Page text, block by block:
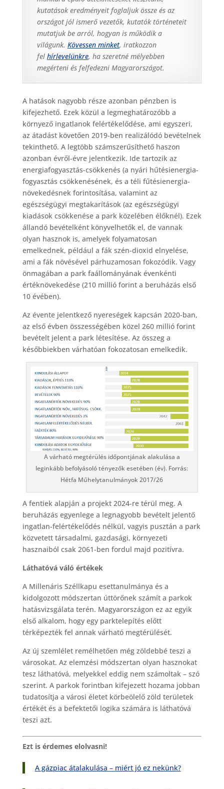
kutatások eredményeit foglaljuk össze és az
országot jól ismerő vezetők, kutatók történeteit
mutatjuk be arról, hogyan is működik a
világunk. Kövessen minket, iratkozzon
fel hírlevelünkre, ha szeretné mélyebben
megérteni és felfedezni Magyarországot.
A hatások nagyobb része azonban pénzben is
kifejezhető. Ezek közül a legmeghatározóbb a
környező ingatlanok felértékelődése, ami egyszeri,
az átadást követően 2019-ben realizálódó bevételnek
tekinthető. A legtöbb számszerűsíthető haszon
azonban évről-évre jelentkezik. Ide tartozik az
energiafogyasztás-csökkenés (a nyári hűtésienergia-
fogyasztás csökkenésének, és a téli fűtésienergia-
növekedésnek forintosítása, valamint az
egészségügyi megtakarítások (az egészségügyi
kiadások csökkenése a park közelében élőknél). Ezek
állandó bevételként könyvelhetők el, de vannak
olyan hasznok is, amelyek folyamatosan
emelkednek, például a fák szén-dioxid elnyelése,
ami a fák növésével párhuzamosan fokozódik. Vagy
önmagában a park faállományának évenkénti
értéknövekedése (210 millió forint a beruházás első
10 évében).
Az évente jelentkező nyereségek kapcsán 2020-ban,
az első évben összességében közel 260 millió forint
bevételt jelent a park létesítése. Az összeg a
későbbiekben várhatóan fokozatosan emelkedik.
A várható megtérülés időpontjának alakulása a
leginkább befolyásoló tényezők esetében (év). Forrás:
Hétfa Műhelytanulmányok 2017/26
A fentiek alapján a projekt 2024-re térül meg. A
beruházás egyenlege a legnagyobb bevételt jelentő
ingatlan-felértékelődés nélkül, vagyis pusztán a park
közvetett társadalmi, gazdasági, környezeti
hasznaiból csak 2061-ben fordul majd pozitívra.
Láthatóvá váló értékek
A Millenáris Széllkapu esettanulmánya és a
kidolgozott módszertan úttörőnek számít a parkok
hatásvizsgálata terén. Magyarországon ez az egyik
első alkalom, hogy egy parktelepítés előtt
térképezték fel annak várható megtérülését.
Az új szemlélet remélhetően még zöldebbé teszi a
városokat. Az elemzési módszertan olyan hasznokat
tesz láthatóvá, melyekkel eddig nem számoltak – szó
szerint. A parkok forintban kifejezett hozama jobban
tudatosítja a városi életet körbeölelő zöld területek
értékét és a befektetői logika számára is láthatóvá
teszi azt.
Ezt is érdemes elolvasni!
A gázpiac átalakulása – miért jó ez nekünk?